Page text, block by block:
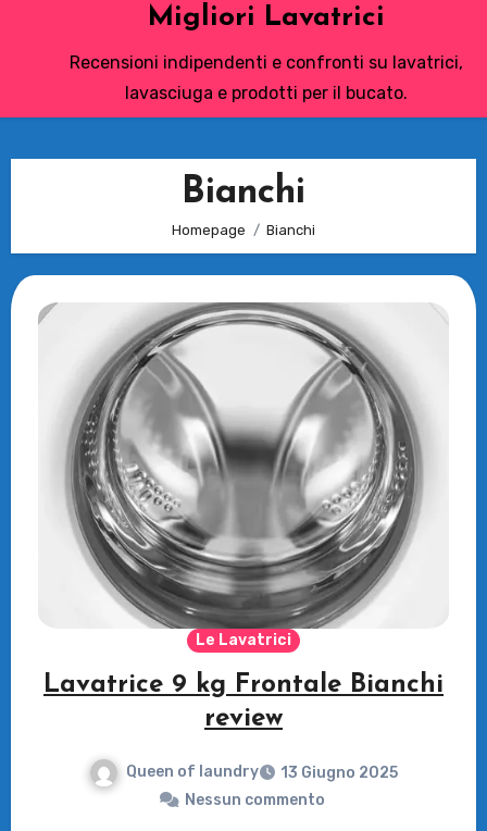
Migliori Lavatrici
Recensioni indipendenti e confronti su lavatrici,
lavasciuga e prodotti per il bucato.
Bianchi
Homepage Bianchi
Le Lavatrici
Lavatrice 9 kg Frontale Bianchi
review
Queen of laundry
13 Giugno 2025
Nessun commento